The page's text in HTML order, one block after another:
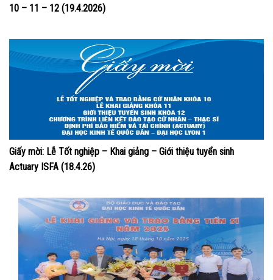
10 – 11 – 12 (19.4.2026)
Giấy mời: Lễ Tốt nghiệp – Khai giảng – Giới thiệu tuyển sinh
Actuary ISFA (18.4.26)